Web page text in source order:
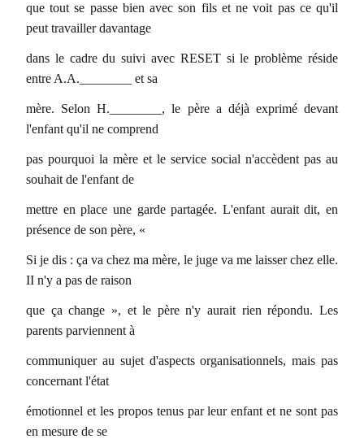
que tout se passe bien avec son fils et ne voit pas ce qu'il
peut travailler davantage
dans le cadre du suivi avec RESET si le problème réside
entre A.A.________ et sa
mère. Selon H.________, le père a déjà exprimé devant
l'enfant qu'il ne comprend
pas pourquoi la mère et le service social n'accèdent pas au
souhait de l'enfant de
mettre en place une garde partagée. L'enfant aurait dit, en
présence de son père, «
Si je dis : ça va chez ma mère, le juge va me laisser chez elle.
II n'y a pas de raison
que ça change », et le père n'y aurait rien répondu. Les
parents parviennent à
communiquer au sujet d'aspects organisationnels, mais pas
concernant l'état
émotionnel et les propos tenus par leur enfant et ne sont pas
en mesure de se